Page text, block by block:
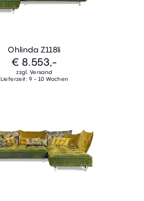
Ohlinda Z118li
€ 8.553,-
zzgl. Versand
Lieferzeit: 9 - 10 Wochen